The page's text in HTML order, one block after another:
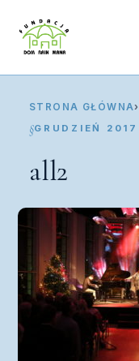
STRONA GŁÓWNA›
GRUDZIEŃ 2017
all2